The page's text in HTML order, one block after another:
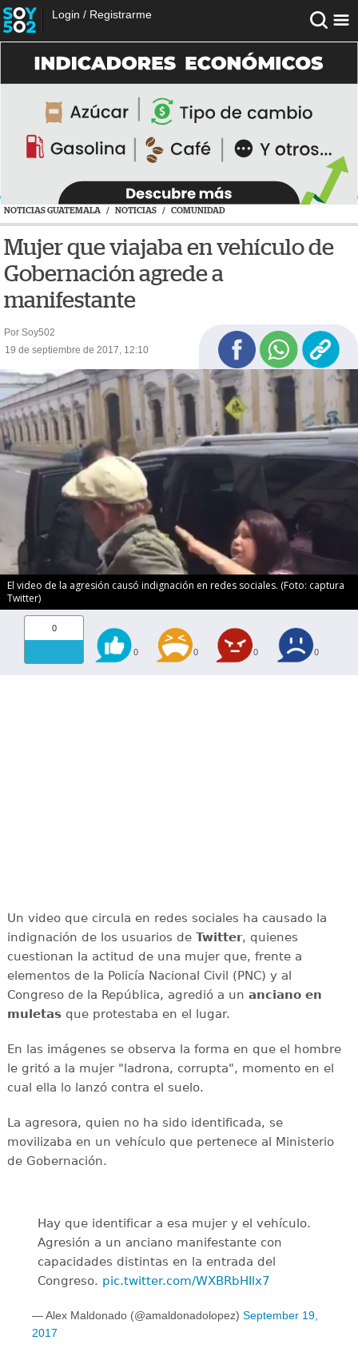
Login / Registrarme
NOTICIAS GUATEMALA / NOTICIAS / COMUNIDAD
Mujer que viajaba en vehículo de
Gobernación agrede a
manifestante
Por Soy502
19 de septiembre de 2017, 12:10
El video de la agresión causó indignación en redes sociales. (Foto: captura
Twitter)
0
0 0 0 0
Un video que circula en redes sociales ha causado la
indignación de los usuarios de Twitter, quienes
cuestionan la actitud de una mujer que, frente a
elementos de la Policía Nacional Civil (PNC) y al
Congreso de la República, agredió a un anciano en
muletasque protestaba en el lugar.
En las imágenes se observa la forma en que el hombre
le gritó a la mujer "ladrona, corrupta", momento en el
cual ella lo lanzó contra el suelo.
La agresora, quien no ha sido identificada, se
movilizaba en un vehículo que pertenece al Ministerio
de Gobernación.
Hay que identificar a esa mujer y el vehículo.
Agresión a un anciano manifestante con
capacidades distintas en la entrada del
Congreso. pic.twitter.com/WXBRbHIlx7
— Alex Maldonado (@amaldonadolopez) September 19,
2017